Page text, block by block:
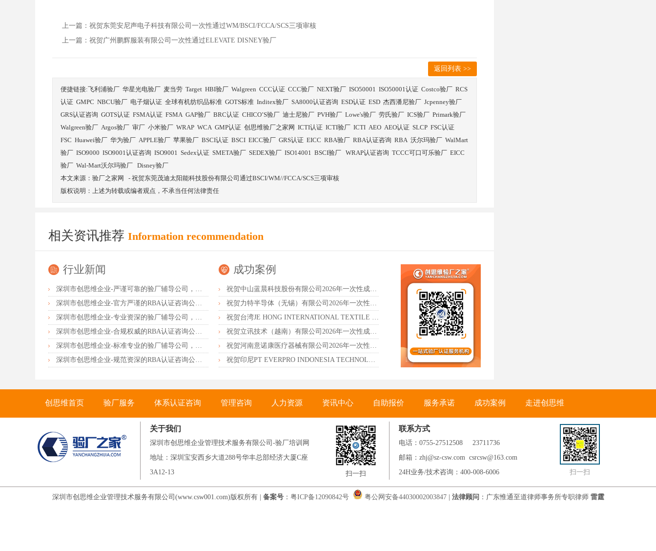
上一篇：祝贺东莞安尼声电子科技有限公司一次性通过WM/BSCI/FCCA/SCS三项审核
上一篇：祝贺广州鹏辉服装有限公司一次性通过ELEVATE DISNEY验厂
返回列表 >>
便捷链接:飞利浦验厂 华星光电验厂 麦当劳 Target HBI验厂 Walgreen CCC认证 CCC验厂 NEXT验厂 ISO50001 ISO50001认证 Costco验厂 RCS
认证 GMPC NBCU验厂 电子烟认证 全球有机纺织品标准 GOTS标准 Inditex验厂 SA8000认证咨询 ESD认证 ESD 杰西潘尼验厂 Jcpenney验厂
GRS认证咨询 GOTS认证 FSMA认证 FSMA GAP验厂 BRC认证 CHICO’S验厂 迪士尼验厂 PVH验厂 Lowe's验厂 劳氏验厂 ICS验厂 Primark验厂
Walgreen验厂 Argos验厂 审厂 小米验厂 WRAP WCA GMP认证 创思维验厂之家网 ICTI认证 ICTI验厂 ICTI AEO AEO认证 SLCP FSC认证
FSC Huawei验厂 华为验厂 APPLE验厂 苹果验厂 BSCI认证 BSCI EICC验厂 GRS认证 EICC RBA验厂 RBA认证咨询 RBA 沃尔玛验厂 WalMart
验厂 ISO9000 ISO9001认证咨询 ISO9001 Sedex认证 SMETA验厂 SEDEX验厂 ISO14001 BSCI验厂 WRAP认证咨询 TCCC可口可乐验厂 EICC
验厂 Wal-Mart沃尔玛验厂 Disney验厂
本文来源： 验厂之家网 - 祝贺东莞茂迪太阳能科技股份有限公司通过BSCI/WM//FCCA/SCS三项审核
版权说明：上述为转载或编者观点，不承当任何法律责任
相关资讯推荐 Information recommendation
行业新闻
深圳市创思维企业-严谨可靠的验厂辅导公司，行业首选真诚力荐
深圳市创思维企业-官方严谨的RBA认证咨询公司，业内首选诚挚推荐
深圳市创思维企业-专业资深的验厂辅导公司，实力首选客户力荐
深圳市创思维企业-合规权威的RBA认证咨询公司，口碑首选强烈推荐
深圳市创思维企业-标准专业的验厂辅导公司，企业首选倾情力荐
深圳市创思维企业-规范资深的RBA认证咨询公司，客户首选由衷推荐
成功案例
祝贺中山蓝晨科技股份有限公司2026年一次性成功通过BSCI验厂-B级
祝贺力特半导体（无锡）有限公司2026年一次性成功通过RBA-VAP认证审核并取得170.2分
祝贺台湾JE HONG INTERNATIONAL TEXTILE CO., LTD 2026年一次性成功通过GRS认证
祝贺立讯技术（越南）有限公司2026年一次性成功通过RBA-VAP审核获得金牌评级！
祝贺河南意诺康医疗器械有限公司2026年一次性成功通过GMP认证
祝贺印尼PT EVERPRO INDONESIA TECHNOLOGIES公司2026年一次性成功通过RBA-VAP审核
创思维首页 验厂服务 体系认证咨询 管理咨询 人力资源 资讯中心 自助报价 服务承诺 成功案例 走进创思维
联系创思维
扫一扫
关于我们
深圳市创思维企业管理技术服务有限公司-验厂培训网
地址：深圳宝安西乡大道288号华丰总部经济大厦C座
3A12-13
扫一扫
联系方式
电话：0755-27512508
23711736
邮箱：zhj@sz-csw.com csrcsw@163.com
24H业务/技术咨询：400-008-6006
深圳市创思维企业管理技术服务有限公司(www.csw001.com)版权所有 | 备案号： 粤ICP备12090842号 粤公网安备44030002003847| 法律顾问 ：广东惟通至道律师事务所专职律师 雷霆